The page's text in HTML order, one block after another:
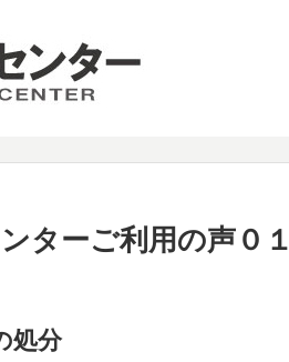
ターご利用の声０１
処分